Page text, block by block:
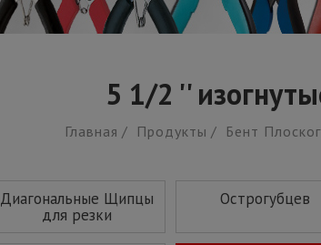
5 1/2 ''
Главная Продукты Бент
Диагональные Щипцы
для резки
Острогубцев